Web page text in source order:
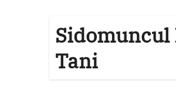
Sidomuncul
Tani